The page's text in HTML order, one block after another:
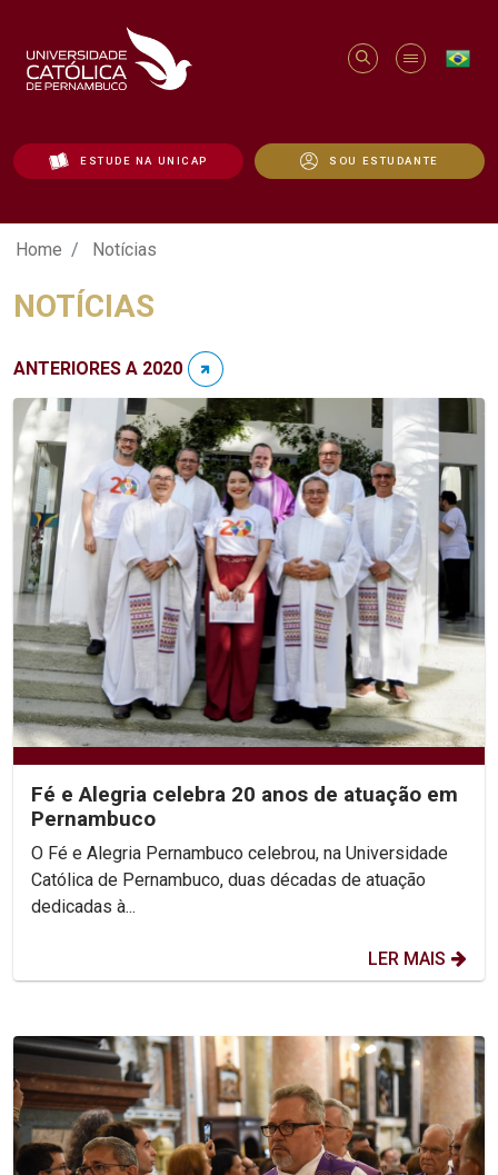
ESTUDE NA UNICAP SOU ESTUDANTE
Notícias - Unicap
Home Notícias
NOTÍCIAS
ANTERIORES A 2020
Fé e Alegria celebra 20 anos de atuação em
Pernambuco
O Fé e Alegria Pernambuco celebrou, na Universidade
Católica de Pernambuco, duas décadas de atuação
dedicadas à...
LER MAIS